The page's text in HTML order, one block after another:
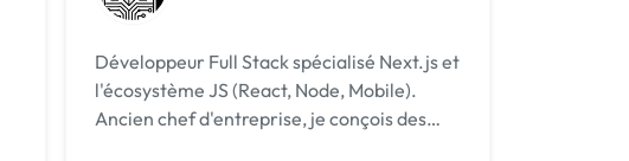
Développeur Full Stack spécialisé Next.js et
l'écosystème JS (React, Node, Mobile).
Ancien chef d'entreprise, je conçois des